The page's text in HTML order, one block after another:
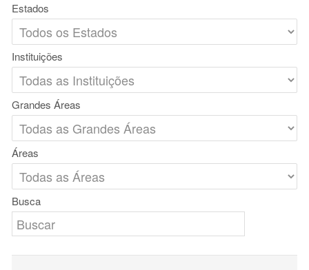
Estados
Instituições
Grandes Áreas
Áreas
Busca